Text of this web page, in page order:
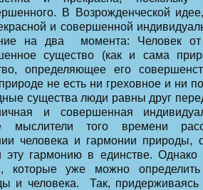
В Возрожденческой
и совершенной
на два
момента: Человек
существо (как и сама
определяющее его
не есть ни греховное и ни
существа люди равны друг
и совершенная
мыслители того времени
человека и гармонии природы,
эту гармонию в единстве. Однако
которые уже можно
и человека.
Так,